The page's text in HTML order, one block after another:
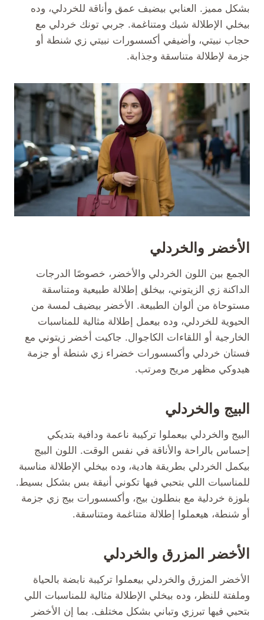
بشكل مميز. العنابي بيضيف عمق وأناقة للخردلي، وده
بيخلي الإطلالة شيك ومتناغمة. جربي تونك خردلي مع
حجاب نبيتي، وأضيفي أكسسورات نبيتي زي شنطة أو
جزمة لإطلالة متناسقة وجذابة.
الأخضر والخردلي
الجمع بين اللون الخردلي والأخضر، خصوصًا الدرجات
الداكنة زي الزيتوني، بيخلق إطلالة طبيعية ومتناسقة
مستوحاة من ألوان الطبيعة. الأخضر بيضيف لمسة من
الحيوية للخردلي، وده بيعمل إطلالة مثالية للمناسبات
الخارجية أو اللقاءات الكاجوال. جاكيت أخضر زيتوني مع
فستان خردلي وأكسسورات خضراء زي شنطة أو جزمة
هيدوكي مظهر مريح ومرتب.
البيج والخردلي
البيج والخردلي بيعملوا تركيبة ناعمة ودافية بتديكي
إحساس بالراحة والأناقة في نفس الوقت. اللون البيج
بيكمل الخردلي بطريقة هادية، وده بيخلي الإطلالة مناسبة
للمناسبات اللي بتحبي فيها تكوني أنيقة بس بشكل بسيط.
بلوزة خردلية مع بنطلون بيج، وأكسسورات بيج زي جزمة
أو شنطة، هيعملوا إطلالة متناغمة ومتناسقة.
الأخضر المزرق والخردلي
الأخضر المزرق والخردلي بيعملوا تركيبة نابضة بالحياة
وملفتة للنظر، وده بيخلي الإطلالة مثالية للمناسبات اللي
بتحبي فيها تبرزي وتباني بشكل مختلف. بما إن الأخضر